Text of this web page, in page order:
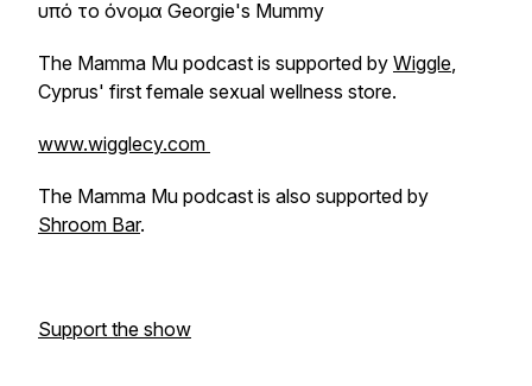
υπό το όνομα Georgie's Mummy
The Mamma Mu podcast is supported by Wiggle,
Cyprus' first female sexual wellness store.
www.wigglecy.com
The Mamma Mu podcast is also supported by
Shroom Bar.
Support the show